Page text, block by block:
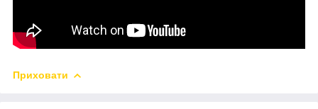
Приховати